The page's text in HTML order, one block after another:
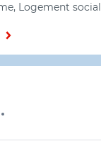
Logement social